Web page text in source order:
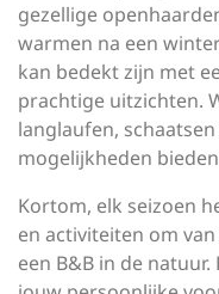
gezellige
warmen na een
kan bedekt zijn met
prachtige uitzichten.
langlaufen,
mogelijkheden
Kortom, elk seizoen
en activiteiten om
een B&B in de